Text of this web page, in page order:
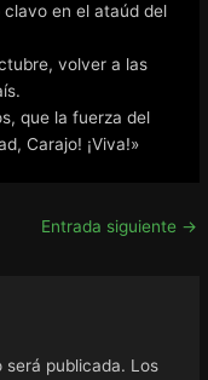
en el ataúd del
volver a las
que la fuerza del
Carajo! ¡Viva!»
Entrada siguiente →
publicada. Los